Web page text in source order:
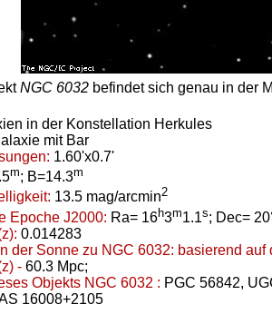
NGC 6032 befindet sich genau in der
in der Konstellation Herkules
mit Bar
1.60'x0.7'
m; B=14.3m
13.5 mag/arcmin2
Epoche J2000: Ra= 16h3m1.1s; Dec=
0.014283
der Sonne zu NGC 6032: basierend auf
- 60.3 Mpc;
Objekts NGC 6032 : PGC 56842,
16008+2105